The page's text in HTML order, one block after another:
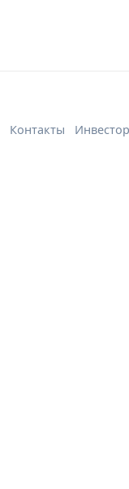
Контакты